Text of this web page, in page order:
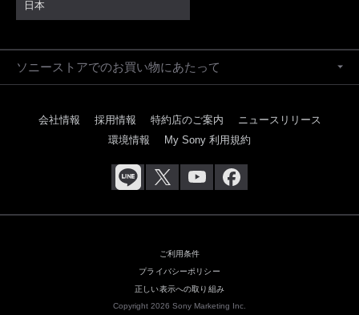
日本
ソニーストアでのお買い物にあたって
会社情報 採用情報 特約店のご案内
ニュースリリース
環境情報
My Sony 利用規約
ご利用条件
プライバシーポリシー
正しい表示への取り組み
Copyright 2026 Sony Marketing Inc.